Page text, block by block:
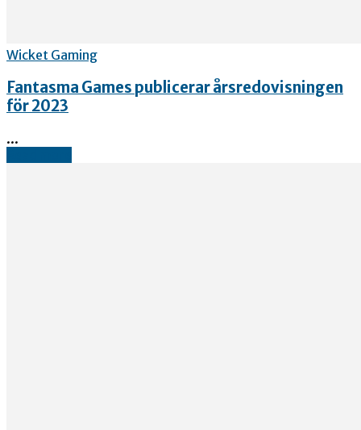
Wicket Gaming
Fantasma Games publicerar årsredovisningen
för 2023
...